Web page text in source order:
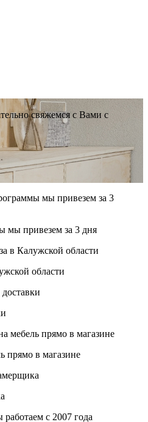
свяжемся с Вами с
мы привезем за 3 дня
области
прямо в магазине